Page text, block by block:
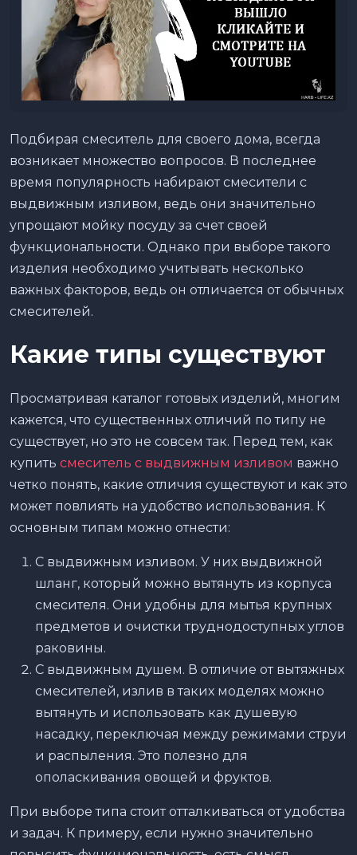
Подбирая смеситель для своего дома, всегда
возникает множество вопросов. В последнее
время популярность набирают смесители с
выдвижным изливом, ведь они значительно
упрощают мойку посуду за счет своей
функциональности. Однако при выборе такого
изделия необходимо учитывать несколько
важных факторов, ведь он отличается от обычных
смесителей.
Какие типы существуют
Просматривая каталог готовых изделий, многим
кажется, что существенных отличий по типу не
существует, но это не совсем так. Перед тем, как
купить смеситель с выдвижным изливом важно
четко понять, какие отличия существуют и как это
может повлиять на удобство использования. К
основным типам можно отнести:
С выдвижным изливом. У них выдвижной
шланг, который можно вытянуть из корпуса
смесителя. Они удобны для мытья крупных
предметов и очистки труднодоступных углов
раковины.
С выдвижным душем. В отличие от вытяжных
смесителей, излив в таких моделях можно
вытянуть и использовать как душевую
насадку, переключая между режимами струи
и распыления. Это полезно для
ополаскивания овощей и фруктов.
При выборе типа стоит отталкиваться от удобства
и задач. К примеру, если нужно значительно